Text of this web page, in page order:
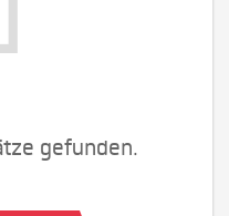
gefunden.